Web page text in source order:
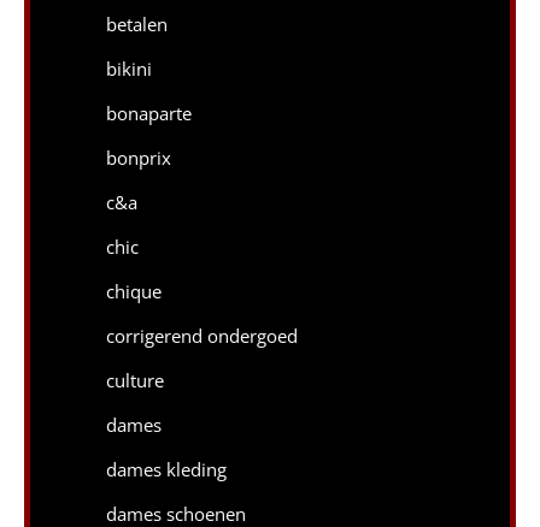
betalen
bikini
bonaparte
bonprix
c&a
chic
chique
corrigerend ondergoed
culture
dames
dames kleding
dames schoenen